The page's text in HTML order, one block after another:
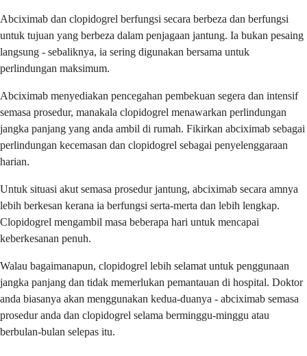
Abciximab dan clopidogrel berfungsi secara berbeza dan berfungsi
untuk tujuan yang berbeza dalam penjagaan jantung. Ia bukan pesaing
langsung - sebaliknya, ia sering digunakan bersama untuk
perlindungan maksimum.
Abciximab menyediakan pencegahan pembekuan segera dan intensif
semasa prosedur, manakala clopidogrel menawarkan perlindungan
jangka panjang yang anda ambil di rumah. Fikirkan abciximab sebagai
perlindungan kecemasan dan clopidogrel sebagai penyelenggaraan
harian.
Untuk situasi akut semasa prosedur jantung, abciximab secara amnya
lebih berkesan kerana ia berfungsi serta-merta dan lebih lengkap.
Clopidogrel mengambil masa beberapa hari untuk mencapai
keberkesanan penuh.
Walau bagaimanapun, clopidogrel lebih selamat untuk penggunaan
jangka panjang dan tidak memerlukan pemantauan di hospital. Doktor
anda biasanya akan menggunakan kedua-duanya - abciximab semasa
prosedur anda dan clopidogrel selama berminggu-minggu atau
berbulan-bulan selepas itu.